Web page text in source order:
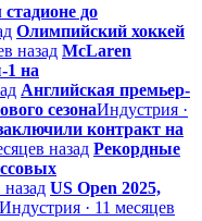
до
Олимпийский хоккей
назад McLaren
1 на
Английская премьер-
сезонаИндустрия ·
контракт на
назад Рекордные
US Open 2025,
Индустрия · 11 месяцев